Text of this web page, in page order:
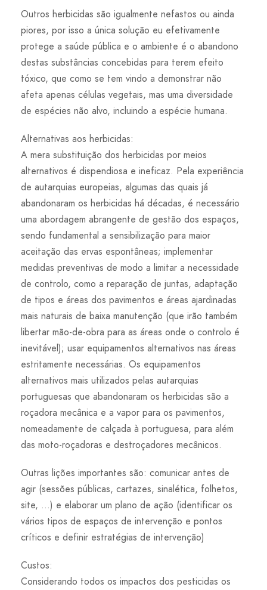
Outros herbicidas são igualmente nefastos ou ainda
piores, por isso a única solução eu efetivamente
protege a saúde pública e o ambiente é o abandono
destas substâncias concebidas para terem efeito
tóxico, que como se tem vindo a demonstrar não
afeta apenas células vegetais, mas uma diversidade
de espécies não alvo, incluindo a espécie humana.
Alternativas aos herbicidas:
A mera substituição dos herbicidas por meios
alternativos é dispendiosa e ineficaz. Pela experiência
de autarquias europeias, algumas das quais já
abandonaram os herbicidas há décadas, é necessário
uma abordagem abrangente de gestão dos espaços,
sendo fundamental a sensibilização para maior
aceitação das ervas espontâneas; implementar
medidas preventivas de modo a limitar a necessidade
de controlo, como a reparação de juntas, adaptação
de tipos e áreas dos pavimentos e áreas ajardinadas
mais naturais de baixa manutenção (que irão também
libertar mão-de-obra para as áreas onde o controlo é
inevitável); usar equipamentos alternativos nas áreas
estritamente necessárias. Os equipamentos
alternativos mais utilizados pelas autarquias
portuguesas que abandonaram os herbicidas são a
roçadora mecânica e a vapor para os pavimentos,
nomeadamente de calçada à portuguesa, para além
das moto-roçadoras e destroçadores mecânicos.
Outras lições importantes são: comunicar antes de
agir (sessões públicas, cartazes, sinalética, folhetos,
site, …) e elaborar um plano de ação (identificar os
vários tipos de espaços de intervenção e pontos
críticos e definir estratégias de intervenção)
Custos:
Considerando todos os impactos dos pesticidas os